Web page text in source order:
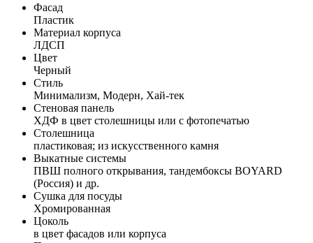
Фасад
Пластик
Материал корпуса
ЛДСП
Цвет
Черный
Стиль
Минимализм, Модерн, Хай-тек
Стеновая панель
ХДФ в цвет столешницы или с фотопечатью
Столешница
пластиковая; из искусственного камня
Выкатные системы
ПВШ полного открывания, тандембоксы BOYARD
(Россия) и др.
Сушка для посуды
Хромированная
Цоколь
в цвет фасадов или корпуса